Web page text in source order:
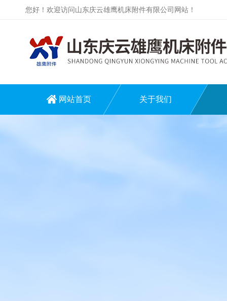
您好！欢迎访问山东庆云雄鹰机床附件有限公司网站！
网站首页 关于我们